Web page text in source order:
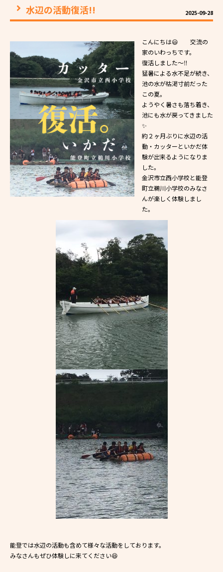
2025-09-28
水辺の活動復活!!
こんにちは😃 交流の
家のいわっちです。
復活しました〜‼️
猛暑による水不足が続き、
池の水が枯渇寸前だった
この夏。
ようやく暑さも落ち着き、
池にも水が戻ってきました
✨
約２ヶ月ぶりに水辺の活
動・カッターといかだ体
験が出来るようになりま
した。
金沢市立西小学校と能登
町立鵜川小学校のみなさ
んが楽しく体験しまし
た。
能登では水辺の活動も含めて様々な活動をしております。
みなさんもぜひ体験しに来てください😆